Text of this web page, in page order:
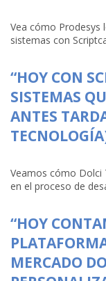
Vea cómo Prodesys
sistemas con
“HOY CON
SISTEMAS
ANTES
Veamos cómo Dolci
en el proceso de
“HOY
MERCADO